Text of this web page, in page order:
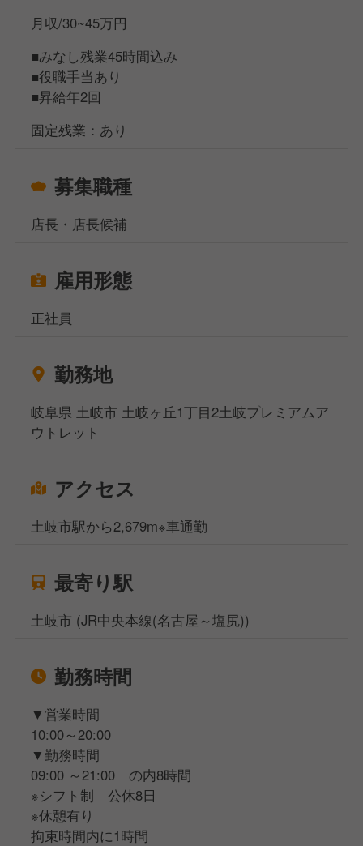
月収/30~45万円
■みなし残業45時間込み
■役職手当あり
■昇給年2回
固定残業：あり
募集職種
店長・店長候補
雇用形態
正社員
勤務地
岐阜県 土岐市 土岐ヶ丘1丁目2土岐プレミアムア
ウトレット
アクセス
土岐市駅から2,679m※車通勤
最寄り駅
土岐市 (JR中央本線(名古屋～塩尻))
勤務時間
▼営業時間
10:00～20:00
▼勤務時間
09:00 ～21:00 の内8時間
※シフト制 公休8日
※休憩有り
拘束時間内に1時間